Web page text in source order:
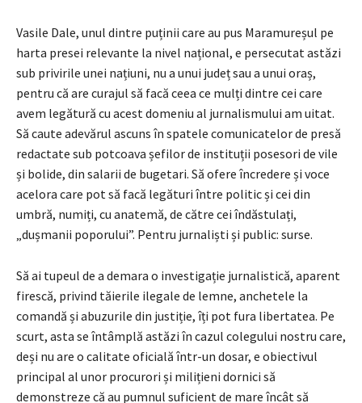
Vasile Dale, unul dintre puținii care au pus Maramureșul pe
harta presei relevante la nivel național, e persecutat astăzi
sub privirile unei națiuni, nu a unui județ sau a unui oraș,
pentru că are curajul să facă ceea ce mulți dintre cei care
avem legătură cu acest domeniu al jurnalismului am uitat.
Să caute adevărul ascuns în spatele comunicatelor de presă
redactate sub potcoava șefilor de instituții posesori de vile
și bolide, din salarii de bugetari. Să ofere încredere și voce
acelora care pot să facă legături între politic și cei din
umbră, numiți, cu anatemă, de către cei îndăstulați,
„dușmanii poporului”. Pentru jurnaliști și public: surse.
Să ai tupeul de a demara o investigație jurnalistică, aparent
firescă, privind tăierile ilegale de lemne, anchetele la
comandă și abuzurile din justiție, îți pot fura libertatea. Pe
scurt, asta se întâmplă astăzi în cazul colegului nostru care,
deși nu are o calitate oficială într-un dosar, e obiectivul
principal al unor procurori și milițieni dornici să
demonstreze că au pumnul suficient de mare încât să